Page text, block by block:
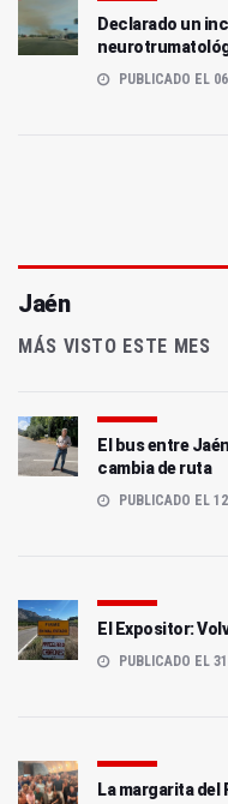
Declarado un
PUBLICADO EL
Jaén
MÁS VISTO ESTE MES
El bus entre
cambia de ruta
PUBLICADO EL
El Expositor:
PUBLICADO EL
La margarita